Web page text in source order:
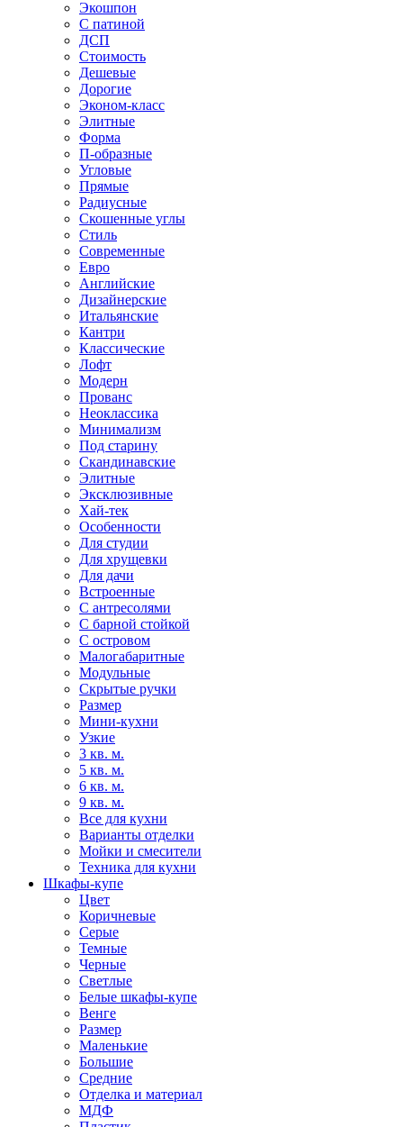
Экошпон
С патиной
ДСП
Стоимость
Дешевые
Дорогие
Эконом-класс
Элитные
Форма
П-образные
Угловые
Прямые
Радиусные
Скошенные углы
Стиль
Современные
Евро
Английские
Дизайнерские
Итальянские
Кантри
Классические
Лофт
Модерн
Прованс
Неоклассика
Минимализм
Под старину
Скандинавские
Элитные
Эксклюзивные
Хай-тек
Особенности
Для студии
Для хрущевки
Для дачи
Встроенные
С антресолями
С барной стойкой
С островом
Малогабаритные
Модульные
Скрытые ручки
Размер
Мини-кухни
Узкие
3 кв. м.
5 кв. м.
6 кв. м.
9 кв. м.
Все для кухни
Варианты отделки
Мойки и смесители
Техника для кухни
Шкафы-купе
Цвет
Коричневые
Серые
Темные
Черные
Светлые
Белые шкафы-купе
Венге
Размер
Маленькие
Большие
Средние
Отделка и материал
МДФ